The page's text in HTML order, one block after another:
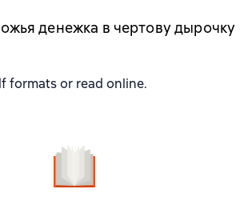
денежка в чертову дырочку
formats or read online.